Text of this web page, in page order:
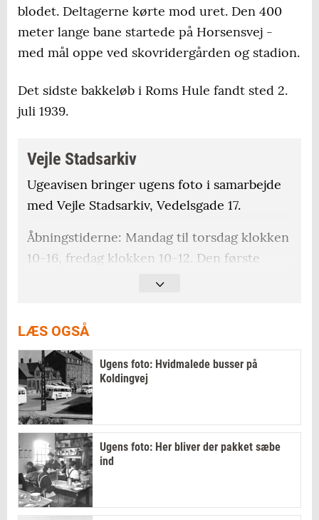
blodet. Deltagerne kørte mod uret. Den 400
meter lange bane startede på Horsensvej -
med mål oppe ved skovridergården og stadion.
Det sidste bakkeløb i Roms Hule fandt sted 2.
juli 1939.
Vejle Stadsarkiv
Ugeavisen bringer ugens foto i samarbejde
med Vejle Stadsarkiv, Vedelsgade 17.
Åbningstiderne: Mandag til torsdag klokken
10-16, fredag klokken 10-12. Den første
lørdag i måneden kan læsesalen også
LÆS OGSÅ
Ugens foto: Hvidmalede busser på
Koldingvej
Ugens foto: Her bliver der pakket sæbe
ind